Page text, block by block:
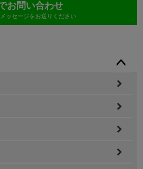
お問い合わせ
ッセージをお送りください
ペー
ップ